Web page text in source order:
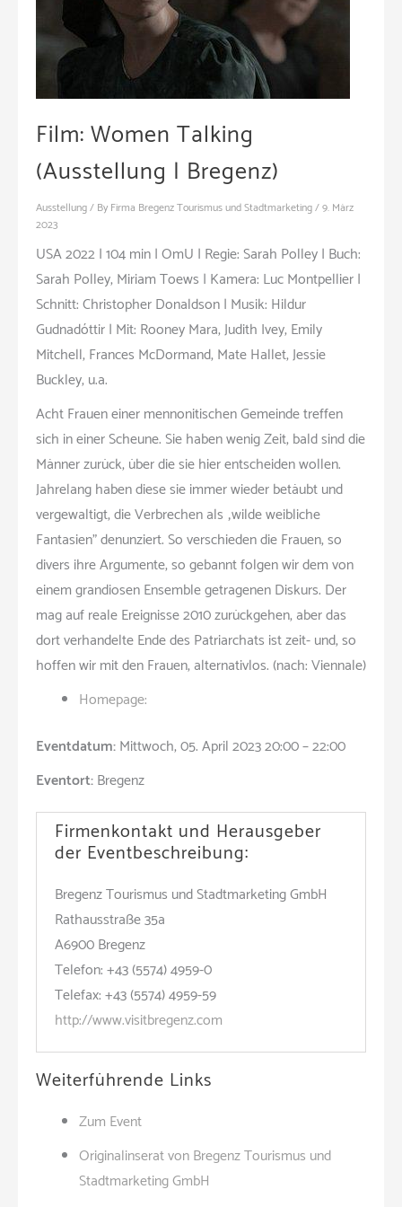
Film: Women Talking
(Ausstellung | Bregenz)
Ausstellung/ By Firma Bregenz Tourismus und Stadtmarketing/9. März
2023
USA 2022 | 104 min | OmU | Regie: Sarah Polley | Buch:
Sarah Polley, Miriam Toews | Kamera: Luc Montpellier |
Schnitt: Christopher Donaldson | Musik: Hildur
Gudnadóttir | Mit: Rooney Mara, Judith Ivey, Emily
Mitchell, Frances McDormand, Mate Hallet, Jessie
Buckley, u.a.
Acht Frauen einer mennonitischen Gemeinde treffen
sich in einer Scheune. Sie haben wenig Zeit, bald sind die
Männer zurück, über die sie hier entscheiden wollen.
Jahrelang haben diese sie immer wieder betäubt und
vergewaltigt, die Verbrechen als „wilde weibliche
Fantasien” denunziert. So verschieden die Frauen, so
divers ihre Argumente, so gebannt folgen wir dem von
einem grandiosen Ensemble getragenen Diskurs. Der
mag auf reale Ereignisse 2010 zurückgehen, aber das
dort verhandelte Ende des Patriarchats ist zeit- und, so
hoffen wir mit den Frauen, alternativlos. (nach: Viennale)
Homepage:
Eventdatum:Mittwoch, 05. April 2023 20:00 – 22:00
Eventort:Bregenz
Firmenkontakt und Herausgeber
der Eventbeschreibung:
Bregenz Tourismus und Stadtmarketing GmbH
Rathausstraße 35a
A6900 Bregenz
Telefon: +43 (5574) 4959-0
Telefax: +43 (5574) 4959-59
http://www.visitbregenz.com
Weiterführende Links
Zum Event
Originalinserat von Bregenz Tourismus und
Stadtmarketing GmbH